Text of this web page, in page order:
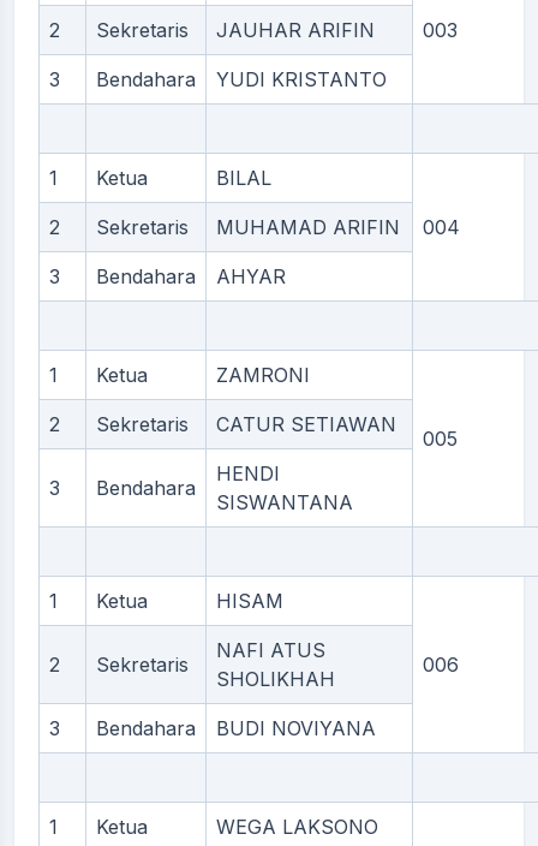
003
2 Sekretaris JAUHAR ARIFIN
3 Bendahara YUDI KRISTANTO
1 Ketua BILAL
004
2 Sekretaris MUHAMAD ARIFIN
3 Bendahara AHYAR
1 Ketua ZAMRONI
005
2 Sekretaris CATUR SETIAWAN
3 Bendahara
HENDI
SISWANTANA
1 Ketua HISAM
006
2 Sekretaris
NAFI ATUS
SHOLIKHAH
3 Bendahara BUDI NOVIYANA
1 Ketua WEGA LAKSONO